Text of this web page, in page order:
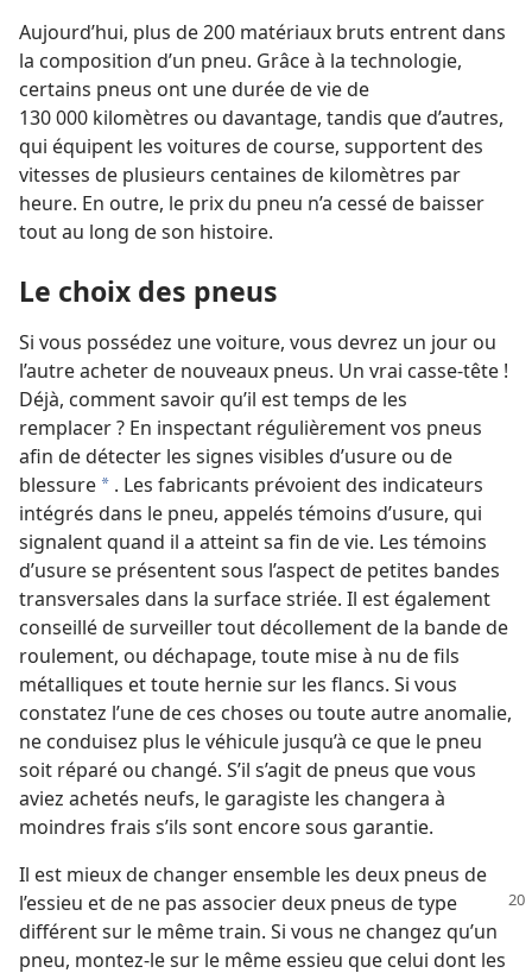
Aujourd’hui, plus de 200 matériaux bruts entrent dans
la composition d’un pneu. Grâce à la technologie,
certains pneus ont une durée de vie de
130 000 kilomètres ou davantage, tandis que d’autres,
qui équipent les voitures de course, supportent des
vitesses de plusieurs centaines de kilomètres par
heure. En outre, le prix du pneu n’a cessé de baisser
tout au long de son histoire.
Le choix des pneus
Si vous possédez une voiture, vous devrez un jour ou
l’autre acheter de nouveaux pneus. Un vrai casse-tête !
Déjà, comment savoir qu’il est temps de les
remplacer ? En inspectant régulièrement vos pneus
afin de détecter les signes visibles d’usure ou de
blessure a . Les fabricants prévoient des indicateurs
intégrés dans le pneu, appelés témoins d’usure, qui
signalent quand il a atteint sa fin de vie. Les témoins
d’usure se présentent sous l’aspect de petites bandes
transversales dans la surface striée. Il est également
conseillé de surveiller tout décollement de la bande de
roulement, ou déchapage, toute mise à nu de fils
métalliques et toute hernie sur les flancs. Si vous
constatez l’une de ces choses ou toute autre anomalie,
ne conduisez plus le véhicule jusqu’à ce que le pneu
soit réparé ou changé. S’il s’agit de pneus que vous
aviez achetés neufs, le garagiste les changera à
moindres frais s’ils sont encore sous garantie.
Il est mieux de changer ensemble les deux pneus de
l’essieu et de ne pas associer deux pneus de type
différent sur le même train. Si vous ne changez qu’un
pneu, montez-​le sur le même essieu que celui dont les